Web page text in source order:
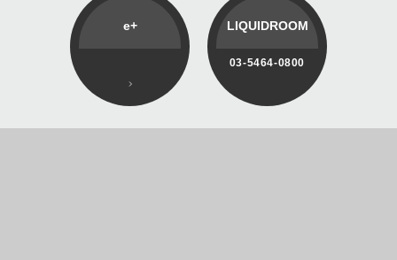
e+ LIQUIDROOM
03-5464-0800